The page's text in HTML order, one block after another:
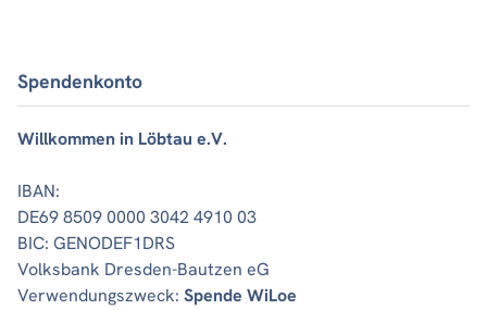
Spendenkonto
Willkommen in Löbtau e.V.
IBAN:
DE69 8509 0000 3042 4910 03
BIC: GENODEF1DRS
Volksbank Dresden-Bautzen eG
Verwendungszweck: Spende WiLoe